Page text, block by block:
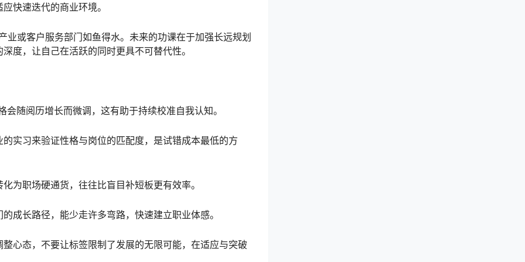
快速迭代的商业环境。
业或客户服务部门如鱼得水。未来的功课在于加强长远规划
度，让自己在活跃的同时更具不可替代性。
随阅历增长而微调，这有助于持续校准自我认知。
实习来验证性格与岗位的匹配度，是试错成本最低的方
为职场硬通货，往往比盲目补短板更有效率。
成长路径，能少走许多弯路，快速建立职业体感。
心态，不要让标签限制了发展的无限可能，在适应与突破